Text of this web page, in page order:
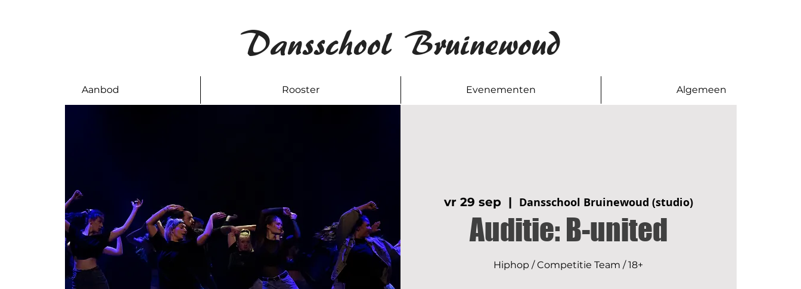
Dansschool Bruinewoud
Aanbod Rooster Evenementen Algemeen
vr 29 sep
  |
Dansschool Bruinewoud (studio)
Auditie: B-united
Hiphop / Competitie Team / 18+